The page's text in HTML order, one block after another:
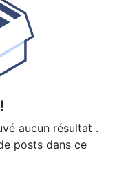
aucun résultat .
posts dans ce